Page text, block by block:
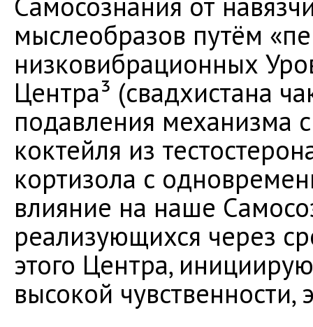
мыслеобразов путём
низковибрационных
Центра³ (свадхистана
подавления механизма
коктейля из
кортизола с
влияние на наше
реализующихся через
этого Центра,
высокой